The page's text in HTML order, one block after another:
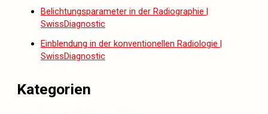
Belichtungsparameter in der Radiographie |
SwissDiagnostic
Einblendung in der konventionellen Radiologie |
SwissDiagnostic
Kategorien